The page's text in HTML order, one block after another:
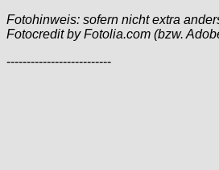
Fotohinweis: sofern nicht extra
Fotocredit by Fotolia.com (bzw.
--------------------------